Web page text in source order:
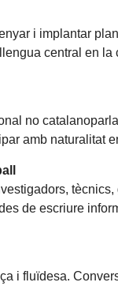
i implantar
central en la
no
amb naturalitat
tècnics,
de escriure
i fluïdesa.